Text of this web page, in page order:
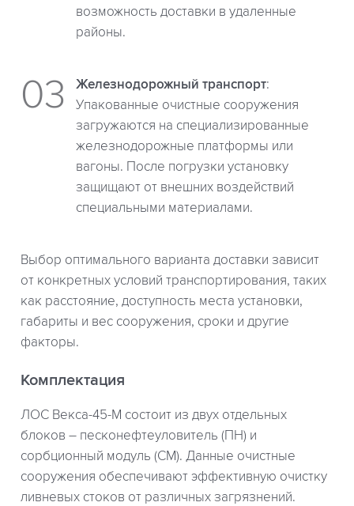
возможность доставки в удаленные
районы.
Железнодорожный транспорт:
Упакованные очистные сооружения
загружаются на специализированные
железнодорожные платформы или
вагоны. После погрузки установку
защищают от внешних воздействий
специальными материалами.
Выбор оптимального варианта доставки зависит
от конкретных условий транспортирования, таких
как расстояние, доступность места установки,
габариты и вес сооружения, сроки и другие
факторы.
Комплектация
ЛОС Векса-45-М состоит из двух отдельных
блоков – песконефтеуловитель (ПН) и
сорбционный модуль (СМ). Данные очистные
сооружения обеспечивают эффективную очистку
ливневых стоков от различных загрязнений.